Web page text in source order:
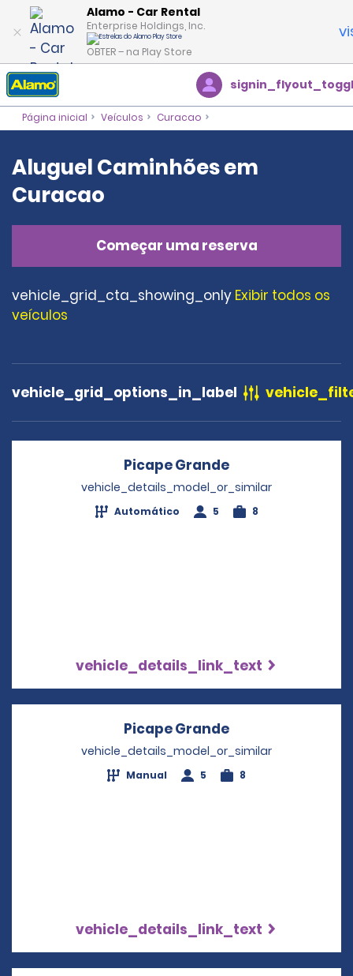
Alamo - Car Rental
Enterprise Holdings, Inc.
OBTER – na Play Store
Página inicial Veículos Curacao
Aluguel Caminhões em
Curacao
Começar uma reserva
vehicle_grid_cta_showing_only Exibir todos os
veículos
vehicle_grid_options_in_label
Picape Grande
vehicle_details_model_or_similar
Automático 5 8
vehicle_details_link_text
Picape Grande
vehicle_details_model_or_similar
Manual 5 8
vehicle_details_link_text